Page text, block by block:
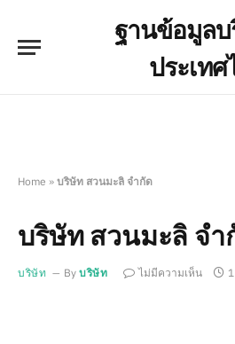
ฐานข้อมูล
ประเทศ
Home » บริษัท สวนมะลิ จำกัด
บริษัท สวนมะลิ จำ
บริษัท By บริษัท ไม่มีความเห็น